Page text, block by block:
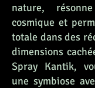
nature,
cosmique et
totale dans des
dimensions
Spray Kantik,
une symbiose